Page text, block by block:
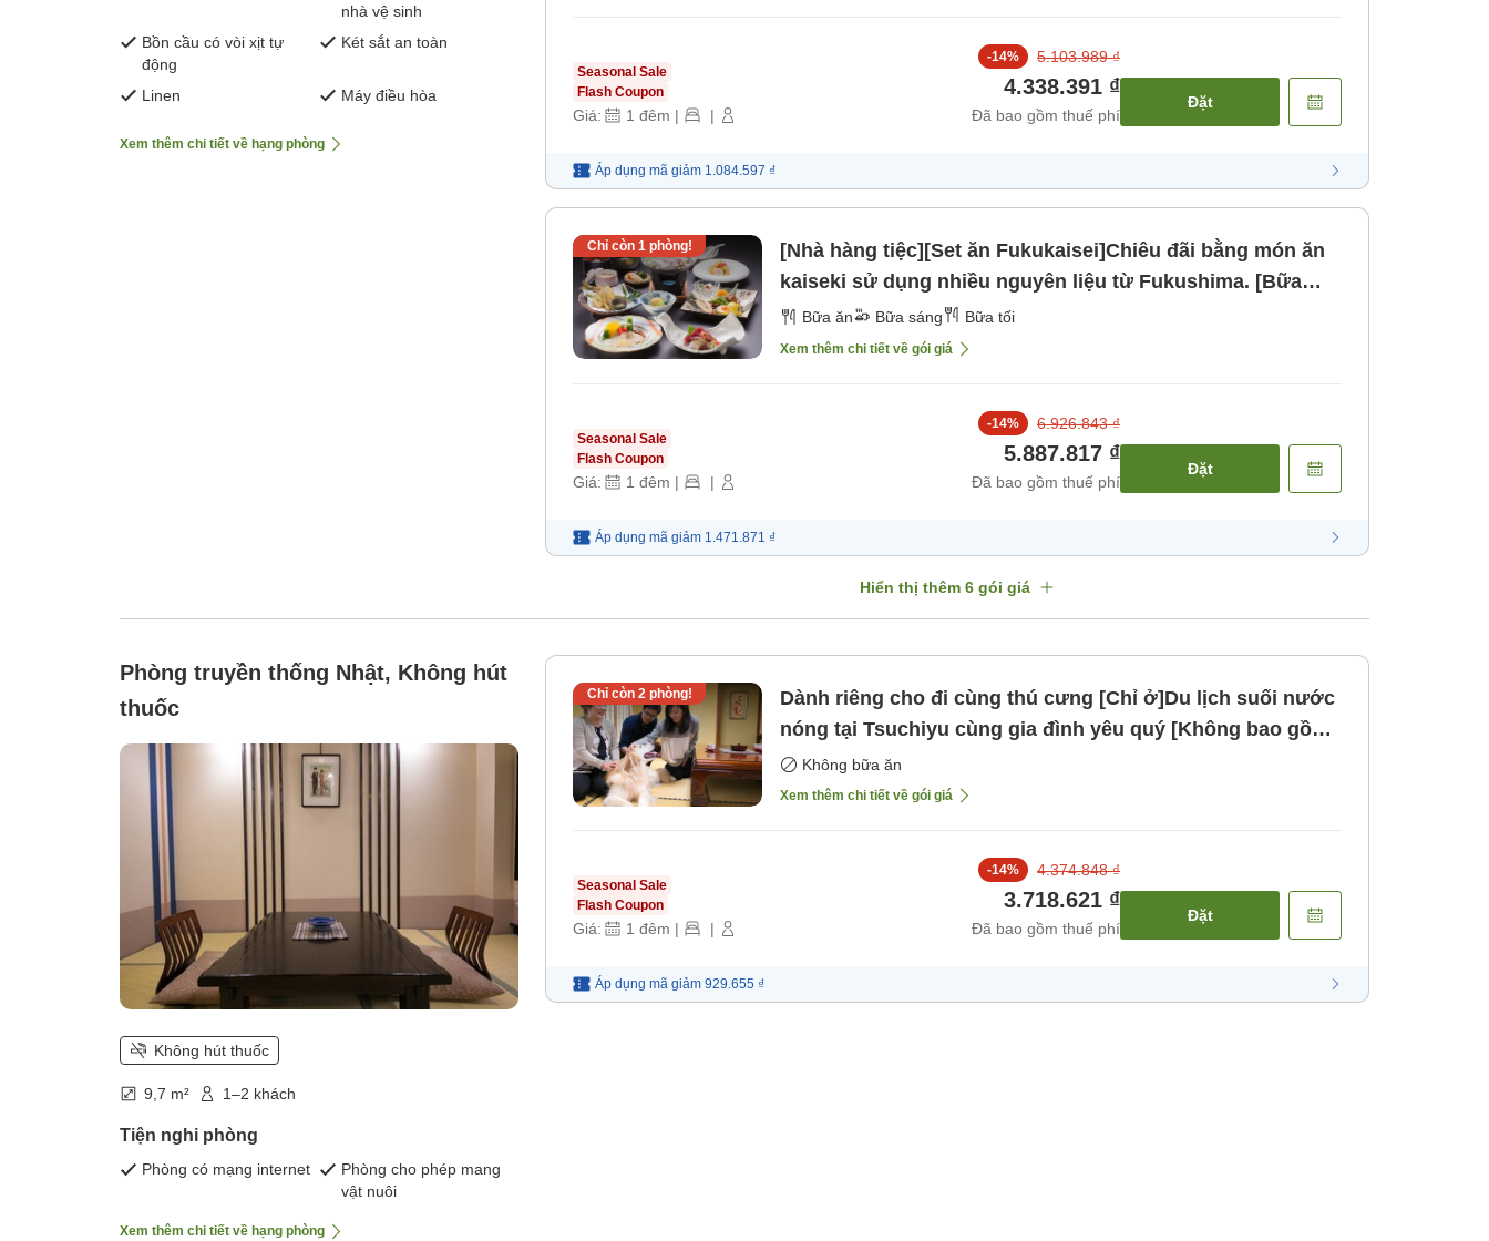
nhà vệ sinh
Bồn cầu có vòi xịt tự
động
Két sắt an toàn
Linen Máy điều hòa
Xem thêm chi tiết về hạng phòng
Seasonal Sale
Flash Coupon
Giá: 1 đêm | |
-14% 5.103.989 ₫
4.338.391 ₫
Đã bao gồm thuế phí
Đặt
Áp dụng mã giảm 1.084.597 ₫
Chỉ còn 1phòng!
[Nhà hàng tiệc][Set ăn Fukukaisei]Chiêu đãi bằng món ăn
kaiseki sử dụng nhiều nguyên liệu từ Fukushima. [Bữa
sáng] [Bữa tối]
Bữa ăn Bữa sáng Bữa tối
Xem thêm chi tiết về gói giá
Seasonal Sale
Flash Coupon
Giá: 1 đêm | |
-14% 6.926.843 ₫
5.887.817 ₫
Đã bao gồm thuế phí
Đặt
Áp dụng mã giảm 1.471.871 ₫
Hiển thị thêm 6 gói giá
Phòng truyền thống Nhật, Không hút
thuốc
Không hút thuốc
9,7 m² 1–2 khách
Tiện nghi phòng
Phòng có mạng internet
Phòng cho phép mang
vật nuôi
Xem thêm chi tiết về hạng phòng
Chỉ còn 2phòng!
Dành riêng cho đi cùng thú cưng [Chỉ ở]Du lịch suối nước
nóng tại Tsuchiyu cùng gia đình yêu quý [Không bao gồm
bữa ăn]
Không bữa ăn
Xem thêm chi tiết về gói giá
Seasonal Sale
Flash Coupon
Giá: 1 đêm | |
-14% 4.374.848 ₫
3.718.621 ₫
Đã bao gồm thuế phí
Đặt
Áp dụng mã giảm 929.655 ₫